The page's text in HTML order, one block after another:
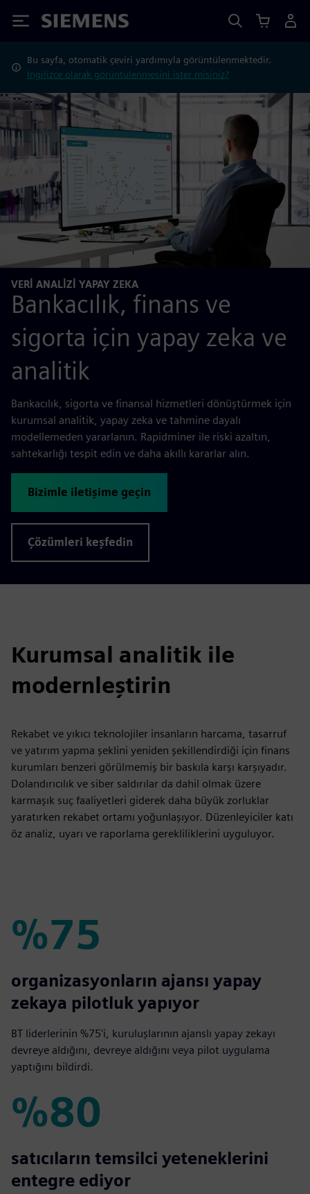
Siemens
Bu sayfa, otomatik çeviri yardımıyla görüntülenmektedir.
İngilizce olarak görüntülenmesini ister misiniz?
VERI ANALIZI YAPAY ZEKA
Bankacılık, finans ve
sigorta için yapay zeka ve
analitik
Bankacılık, sigorta ve finansal hizmetleri dönüştürmek için
kurumsal analitik, yapay zeka ve tahmine dayalı
modellemeden yararlanın. Rapidminer ile riski azaltın,
sahtekarlığı tespit edin ve daha akıllı kararlar alın.
Bizimle iletişime geçin
Çözümleri keşfedin
Kurumsal analitik ile
modernleştirin
Rekabet ve yıkıcı teknolojiler insanların harcama, tasarruf
ve yatırım yapma şeklini yeniden şekillendirdiği için finans
kurumları benzeri görülmemiş bir baskıla karşı karşıyadır.
Dolandırıcılık ve siber saldırılar da dahil olmak üzere
karmaşık suç faaliyetleri giderek daha büyük zorluklar
yaratırken rekabet ortamı yoğunlaşıyor. Düzenleyiciler katı
öz analiz, uyarı ve raporlama gerekliliklerini uyguluyor.
%75
%75
organizasyonların ajansı yapay
zekaya pilotluk yapıyor
BT liderlerinin %75'i, kuruluşlarının ajanslı yapay zekayı
devreye aldığını, devreye aldığını veya pilot uygulama
yaptığını bildirdi.
%80
%80
satıcıların temsilci yeteneklerini
entegre ediyor